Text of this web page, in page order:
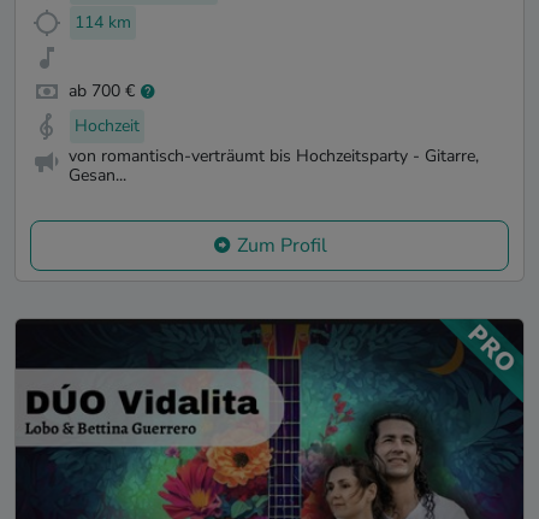
114 km
ab 700 €
Hochzeit
von romantisch-verträumt bis Hochzeitsparty - Gitarre,
Gesan...
Zum Profil